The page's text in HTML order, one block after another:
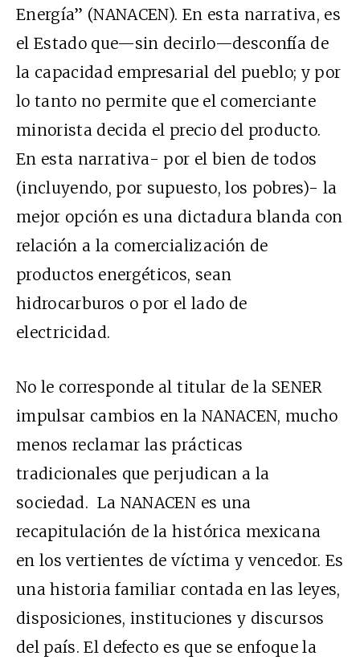
Energía” (NANACEN). En esta narrativa, es
el Estado que—sin decirlo—desconfía de
la capacidad empresarial del pueblo; y por
lo tanto no permite que el comerciante
minorista decida el precio del producto.
En esta narrativa- por el bien de todos
(incluyendo, por supuesto, los pobres)- la
mejor opción es una dictadura blanda con
relación a la comercialización de
productos energéticos, sean
hidrocarburos o por el lado de
electricidad.
No le corresponde al titular de la SENER
impulsar cambios en la NANACEN, mucho
menos reclamar las prácticas
tradicionales que perjudican a la
sociedad. La NANACEN es una
recapitulación de la histórica mexicana
en los vertientes de víctima y vencedor. Es
una historia familiar contada en las leyes,
disposiciones, instituciones y discursos
del país. El defecto es que se enfoque la